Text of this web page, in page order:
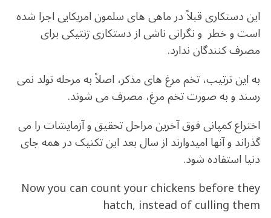
این دستکاری قبلاً در ماهی های سلمون امریکایی اجرا شده
است و خطر و نگرانی ناشی از دستکاری ژنتیکی برای
مصرف کنندگان ندارد.
به این ترتیب، تخم مرغ های مذکر، اصلاً به مرحله تولد نمی
رسند و به صورت تخم مرغ، مصرف می شوند.
اختراع کمپانی فوق آخرین مراحل تحقیق و آزمایشات را می
گذراند و آنها امیدوارند از سال بعد این تکنیک در همه جای
دنیا استفاده شود.
Now you can count your chickens before they
hatch, instead of culling them